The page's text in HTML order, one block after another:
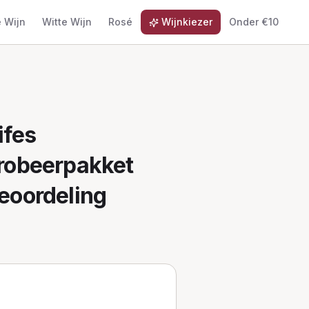
Wijn Witte Wijn Rosé Wijnkiezer Onder €10